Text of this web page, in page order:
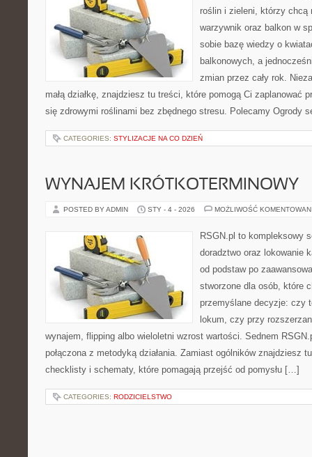
roślin i zieleni, którzy chcą
warzywnik oraz balkon w
sobie bazę wiedzy o
balkonowych, a
zmian przez cały rok.
małą działkę, znajdziesz tu treści, które pomogą Ci zaplanować
się zdrowymi roślinami bez zbędnego stresu. Polecamy Ogrody
CATEGORIES: STYLIZACJE NA CO DZIEŃ
WYNAJEM KRÓTKOTERMINOWY
POSTED BY ADMIN STY - 4 - 2026 MOŻLIWOŚĆ
RSGN.pl to kompleksowy
doradztwo oraz lokowanie
od podstaw po
stworzone dla osób, które
przemyślane decyzje: czy
lokum, czy przy
wynajem, flipping albo wieloletni wzrost wartości. Sednem
połączona z metodyką działania. Zamiast ogólników znajdziesz
checklisty i schematy, które pomagają przejść od pomysłu […]
CATEGORIES: RODZICIELSTWO